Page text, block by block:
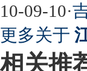
10-09-10·
更多关于
相关推